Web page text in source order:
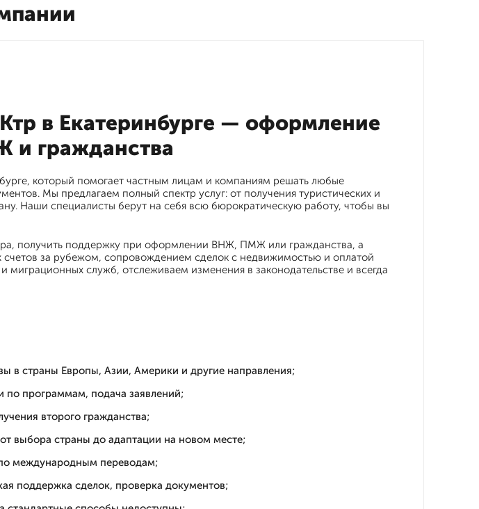
в Екатеринбурге — оформление
гражданства
который помогает частным лицам и компаниям решать любые
Мы предлагаем полный спектр услуг: от получения туристических и
Наши специалисты берут на себя всю бюрократическую работу, чтобы вы
получить поддержку при оформлении ВНЖ, ПМЖ или гражданства, а
счетов за рубежом, сопровождением сделок с недвижимостью и оплатой
служб, отслеживаем изменения в законодательстве и всегда
в страны Европы, Азии, Америки и другие направления;
программам, подача заявлений;
второго гражданства;
выбора страны до адаптации на новом месте;
международным переводам;
поддержка сделок, проверка документов;